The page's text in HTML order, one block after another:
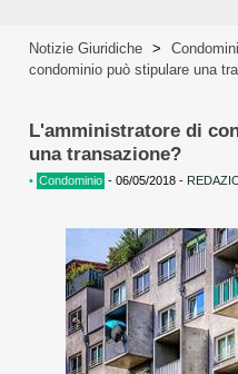
Notizie Giuridiche >
condominio può stipulare una
L'amministratore di
una transazione?
• Condominio - 06/05/2018 -